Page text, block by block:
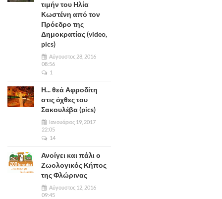
τιμήν του Ηλία
Κωστένη από τον
Πρόεδρο της
Δημοκρατίας (video,
pics)
Αύγουστος 28, 2016
08:56
1
Η... θεά Αφροδίτη
στις όχθες του
Σακουλέβα (pics)
Ιανουάριος 19, 2017
22:05
14
Ανοίγει και πάλι ο
Ζωολογικός Κήπος
της Φλώρινας
Αύγουστος 12, 2016
09:45